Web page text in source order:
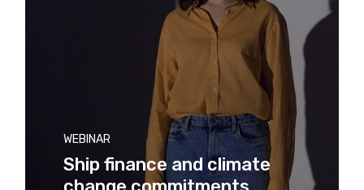
WEBINAR
Ship finance and climate